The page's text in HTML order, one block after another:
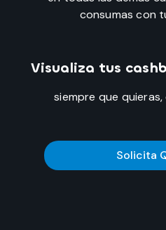
consumas con
Visualiza tus
siempre que
Solicita